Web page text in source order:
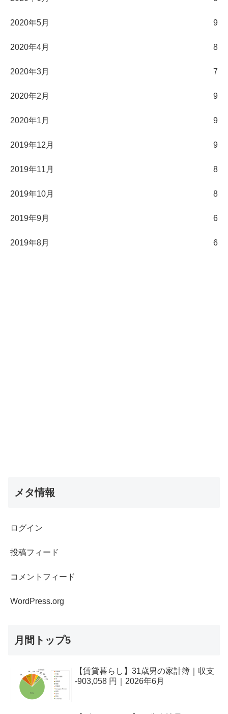
2020年5月 9
2020年4月 8
2020年3月 7
2020年2月 9
2020年1月 9
2019年12月 9
2019年11月 8
2019年10月 8
2019年9月 6
2019年8月 6
メタ情報
ログイン
投稿フィード
コメントフィード
WordPress.org
月間トップ5
【賃貸暮らし】31歳男の家計簿｜収支
-903,058 円｜2026年6月